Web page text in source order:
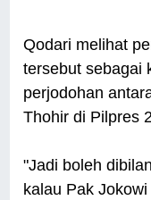
Qodari melihat
tersebut sebagai
perjodohan
Thohir di Pilpres
"Jadi boleh
kalau Pak